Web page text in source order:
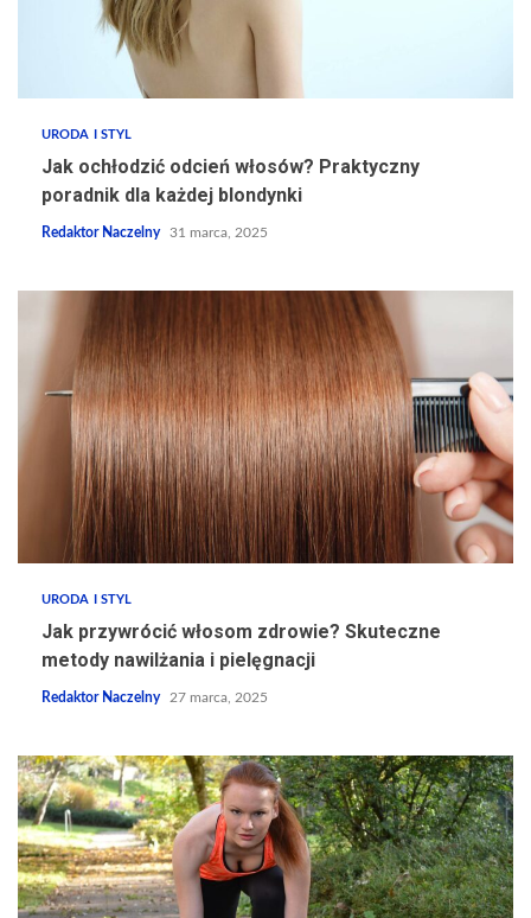
URODA I STYL
Jak ochłodzić odcień włosów? Praktyczny
poradnik dla każdej blondynki
Redaktor Naczelny 31 marca, 2025
URODA I STYL
Jak przywrócić włosom zdrowie? Skuteczne
metody nawilżania i pielęgnacji
Redaktor Naczelny 27 marca, 2025